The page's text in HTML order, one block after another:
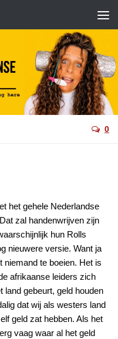
0
het gehele Nederlandse
zal handenwrijven zijn
hun Rolls
nieuwere versie. Want ja
niemand te boeien. Het is
afrikaanse leiders zich
land gebeurt, geld houden
dat wij als westers land
geld zat hebben. Als het
vaag waar al het geld